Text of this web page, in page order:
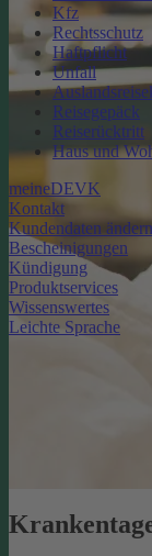
Kfz
Rechtsschutz
Haftpflicht
Unfall
Reisegepäck
Reiserücktritt
Haus und
meineDEVK
Kontakt
Kundendaten ändern
Bescheinigungen
Kündigung
Produktservices
Wissenswertes
Leichte Sprache